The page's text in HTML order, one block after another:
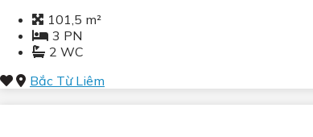
101,5 m²
3 PN
2 WC
Bắc Từ Liêm